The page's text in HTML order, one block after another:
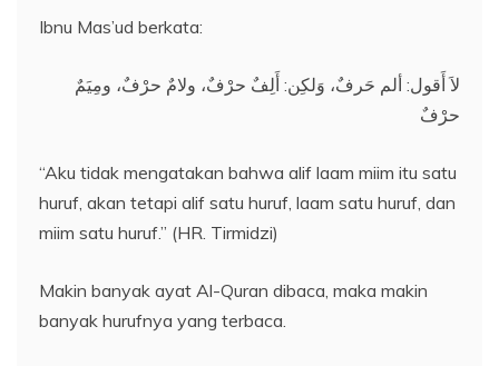
Ibnu Mas’ud berkata:
لاَ أَقول: ألم حَرفٌ، وَلكِن: أَلِفٌ حرْفٌ، ولامٌ حرْفٌ، ومِيَمٌ
حرْفٌ
“Aku tidak mengatakan bahwa alif laam miim itu satu
huruf, akan tetapi alif satu huruf, laam satu huruf, dan
miim satu huruf.” (HR. Tirmidzi)
Makin banyak ayat Al-Quran dibaca, maka makin
banyak hurufnya yang terbaca.